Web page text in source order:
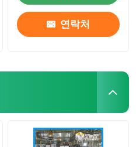
연락처